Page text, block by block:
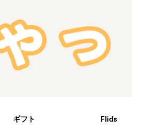
ギフト Flids